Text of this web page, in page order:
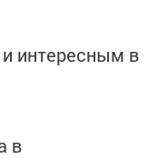
интересным в
в